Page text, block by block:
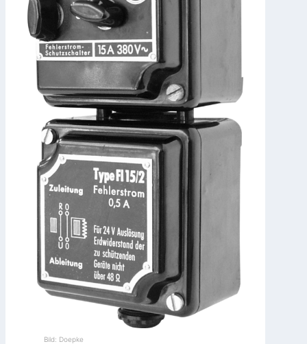
Bild: Doepke